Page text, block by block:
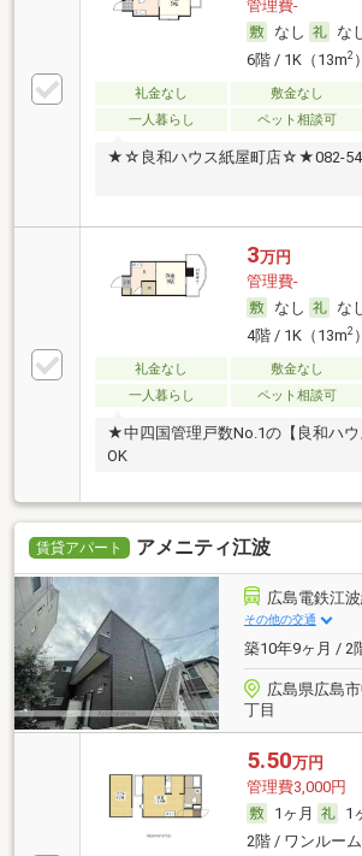
管理費-
なし
な
6階 / 1K（13m2）
礼金なし 敷金なし
一人暮らし
ペット相談可
★☆良和ハウス紙屋町店☆★082-
3万円
管理費-
なし
な
4階 / 1K（13m2）
礼金なし 敷金なし
一人暮らし
ペット相談可
★中四国管理戸数No.1の【良和ハウ
OK
賃貸アパート アメニティ江波
広島電鉄江
その他の交通
築10年9ヶ月 / 2
広島県広島
丁目
5.50万円
管理費3,000円
1ヶ月
1
2階 / ワンルー